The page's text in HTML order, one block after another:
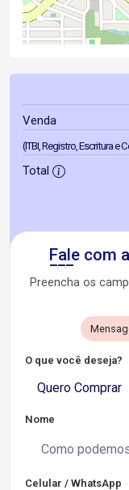
Venda
(ITBI, Registro, Escritura e
Total
Fale com
Preencha os
O que você deseja?
Quero Comprar
Nome
Celular / WhatsApp